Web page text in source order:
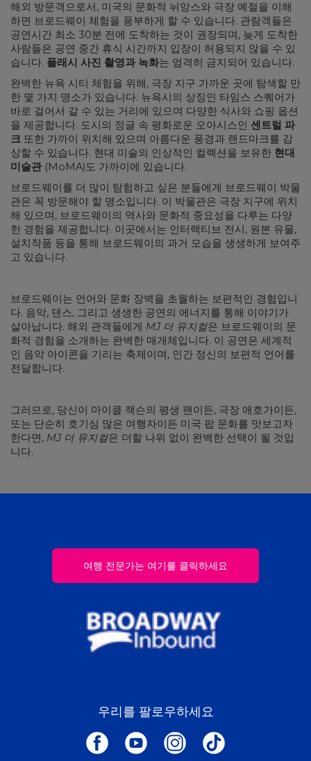
해외 방문객으로서, 미국의 문화적 뉘앙스와 극장 예절을 이해
하면 브로드웨이 체험을 풍부하게 할 수 있습니다. 관람객들은
공연시간 최소 30분 전에 도착하는 것이 권장되며, 늦게 도착한
사람들은 공연 중간 휴식 시간까지 입장이 허용되지 않을 수 있
습니다. 플래시 사진 촬영과 녹화는 엄격히 금지되어 있습니다.
완벽한 뉴욕 시티 체험을 위해, 극장 지구 가까운 곳에 탐색할 만
한 몇 가지 명소가 있습니다. 뉴욕시의 상징인 타임스 스퀘어가
바로 걸어서 갈 수 있는 거리에 있으며 다양한 식사와 쇼핑 옵션
을 제공합니다. 도시의 정글 속 평화로운 오아시스인 센트럴 파
크 또한 가까이 위치해 있으며 아름다운 풍경과 랜드마크를 감
상할 수 있습니다. 현대 미술의 인상적인 컬렉션을 보유한 현대
미술관 (MoMA)도 가까이에 있습니다.
브로드웨이를 더 많이 탐험하고 싶은 분들에게 브로드웨이 박물
관은 꼭 방문해야 할 명소입니다. 이 박물관은 극장 지구에 위치
해 있으며, 브로드웨이의 역사와 문화적 중요성을 다루는 다양
한 경험을 제공합니다. 이곳에서는 인터랙티브 전시, 원본 유물,
설치작품 등을 통해 브로드웨이의 과거 모습을 생생하게 보여주
고 있습니다.
브로드웨이는 언어와 문화 장벽을 초월하는 보편적인 경험입니
다. 음악, 댄스, 그리고 생생한 공연의 에너지를 통해 이야기가
살아납니다. 해외 관객들에게 MJ 더 뮤지컬은 브로드웨이의 문
화적 경험을 소개하는 완벽한 매개체입니다. 이 공연은 세계적
인 음악 아이콘을 기리는 축제이며, 인간 정신의 보편적 언어를
전달합니다.
그러므로, 당신이 마이클 잭슨의 평생 팬이든, 극장 애호가이든,
또는 단순히 호기심 많은 여행자이든 미국 팝 문화를 맛보고자
한다면, MJ 더 뮤지컬은 더할 나위 없이 완벽한 선택이 될 것입
니다.
여행 전문가는 여기를 클릭하세요
우리를 팔로우하세요